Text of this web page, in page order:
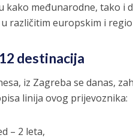
kako međunarodne, tako i
različitim europskim i
destinacija
iz Zagreba se danas,
linija ovog prijevoznika:
– 2 leta,